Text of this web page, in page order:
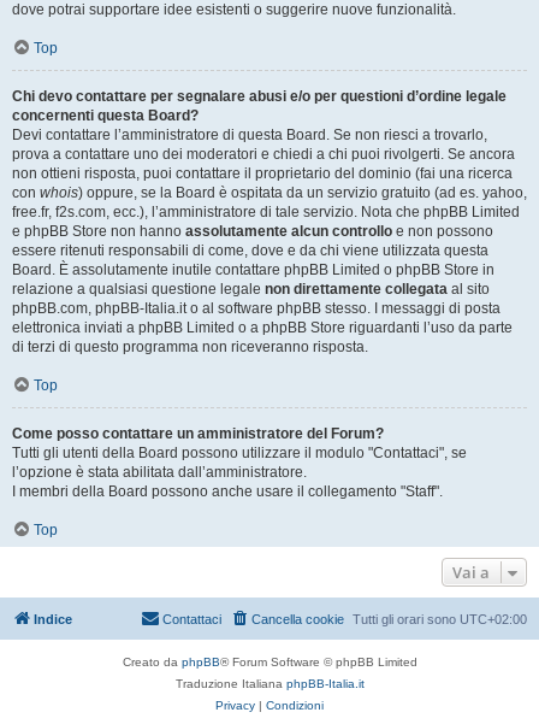
dove potrai supportare idee esistenti o suggerire nuove funzionalità.
Top
Chi devo contattare per segnalare abusi e/o per questioni d’ordine legale
concernenti questa Board?
Devi contattare l’amministratore di questa Board. Se non riesci a trovarlo,
prova a contattare uno dei moderatori e chiedi a chi puoi rivolgerti. Se ancora
non ottieni risposta, puoi contattare il proprietario del dominio (fai una ricerca
con whois) oppure, se la Board è ospitata da un servizio gratuito (ad es. yahoo,
free.fr, f2s.com, ecc.), l’amministratore di tale servizio. Nota che phpBB Limited
e phpBB Store non hanno assolutamente alcun controllo e non possono
essere ritenuti responsabili di come, dove e da chi viene utilizzata questa
Board. È assolutamente inutile contattare phpBB Limited o phpBB Store in
relazione a qualsiasi questione legale non direttamente collegata al sito
phpBB.com, phpBB-Italia.it o al software phpBB stesso. I messaggi di posta
elettronica inviati a phpBB Limited o a phpBB Store riguardanti l’uso da parte
di terzi di questo programma non riceveranno risposta.
Top
Come posso contattare un amministratore del Forum?
Tutti gli utenti della Board possono utilizzare il modulo "Contattaci", se
l’opzione è stata abilitata dall’amministratore.
I membri della Board possono anche usare il collegamento "Staff".
Top
Vai a
Indice Tutti gli orari sono UTC+02:00
Cancella cookie
Contattaci
Creato da phpBB® Forum Software © phpBB Limited
Traduzione Italiana phpBB-Italia.it
Privacy | Condizioni